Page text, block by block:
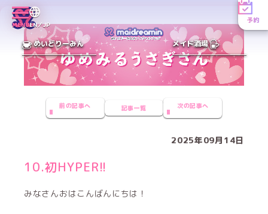
MENUEN／JP
予約
めいどりーみん メイド酒場
前の記事へ 記事一覧 次の記事へ
2025年09月14日
10.初HYPER!!
みなさんおはこんばんにちは！